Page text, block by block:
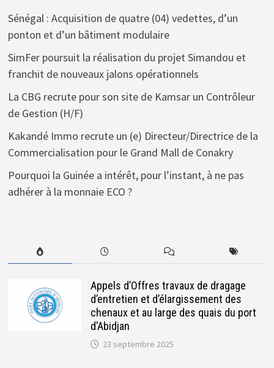
Sénégal : Acquisition de quatre (04) vedettes, d’un
ponton et d’un bâtiment modulaire
SimFer poursuit la réalisation du projet Simandou et
franchit de nouveaux jalons opérationnels
La CBG recrute pour son site de Kamsar un Contrôleur
de Gestion (H/F)
Kakandé Immo recrute un (e) Directeur/Directrice de la
Commercialisation pour le Grand Mall de Conakry
Pourquoi la Guinée a intérêt, pour l’instant, à ne pas
adhérer à la monnaie ECO ?
Appels d’Offres travaux de dragage
d’entretien et d’élargissement des
chenaux et au large des quais du port
d’Abidjan
23 septembre 2025